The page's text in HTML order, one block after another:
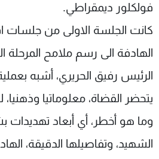
فولكلور ديمقراطي.
كانت الجلسة الاولى من جلسات
الهادفة الى رسم ملامح المرحلة
الرئيس رفيق الحريري، أشبه
يتحضر القضاة، معلوماتيا
وما هو أخطر، أي أبعاد تهديدات
الشهيد، وتفاصيلها الدقيقة،